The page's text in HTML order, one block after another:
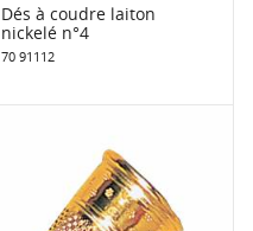
Dés à coudre laiton
nickelé n°4
70 91112